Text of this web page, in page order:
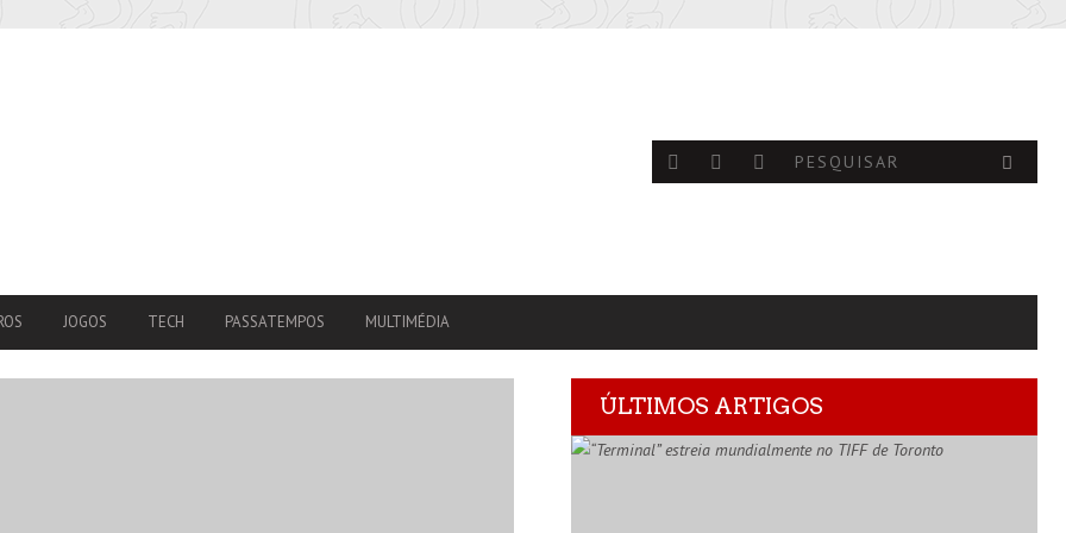
JOGOS TECH PASSATEMPOS MULTIMÉDIA
ÚLTIMOS ARTIGOS